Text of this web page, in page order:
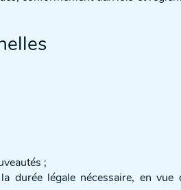
;
durée légale nécessaire, en